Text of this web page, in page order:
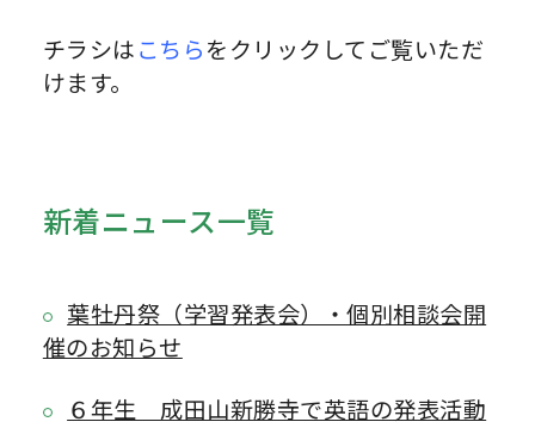
チラシはこちらをクリックしてご覧いただ
けます。
新着ニュース一覧
葉牡丹祭（学習発表会）・個別相談会開
催のお知らせ
６年生 成田山新勝寺で英語の発表活動